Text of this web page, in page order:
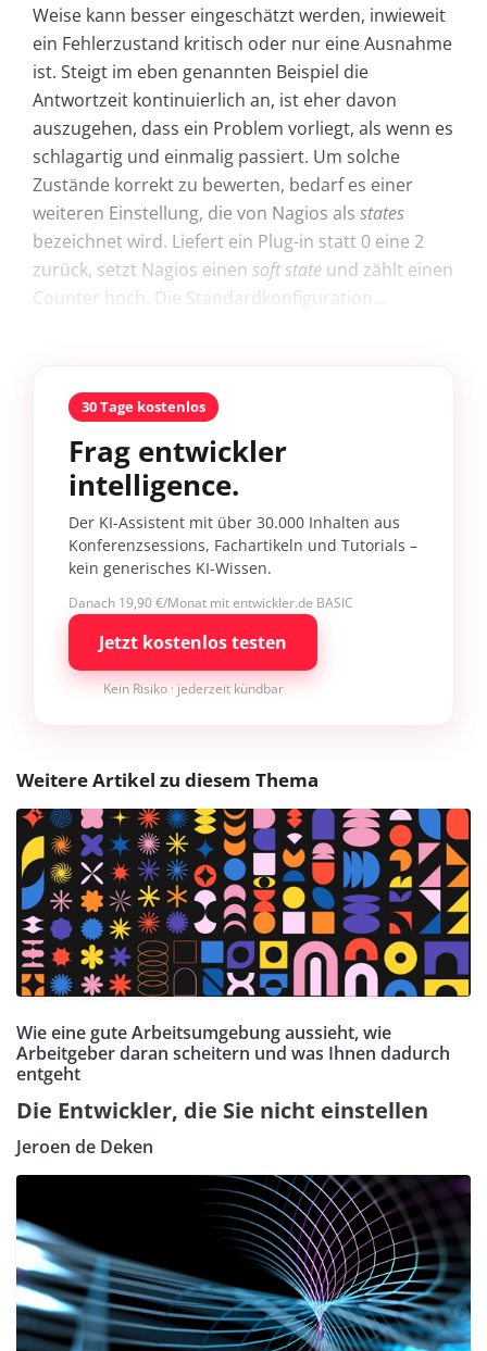
Weise kann besser eingeschätzt werden, inwieweit
ein Fehlerzustand kritisch oder nur eine Ausnahme
ist. Steigt im eben genannten Beispiel die
Antwortzeit kontinuierlich an, ist eher davon
auszugehen, dass ein Problem vorliegt, als wenn es
schlagartig und einmalig passiert. Um solche
Zustände korrekt zu bewerten, bedarf es einer
weiteren Einstellung, die von Nagios als states
bezeichnet wird. Liefert ein Plug-in statt 0 eine 2
zurück, setzt Nagios einen soft state und zählt einen
Counter hoch. Die Standardkonfiguration...
30 Tage kostenlos
Frag entwickler
intelligence.
Der KI-Assistent mit über 30.000 Inhalten aus
Konferenzsessions, Fachartikeln und Tutorials –
kein generisches KI-Wissen.
Danach 19,90 €/Monat mit entwickler.de BASIC
Jetzt kostenlos testen
Kein Risiko · jederzeit kündbar
Weitere Artikel zu diesem Thema
Wie eine gute Arbeitsumgebung aussieht, wie
Arbeitgeber daran scheitern und was Ihnen dadurch
entgeht
Die Entwickler, die Sie nicht einstellen
Jeroen de Deken